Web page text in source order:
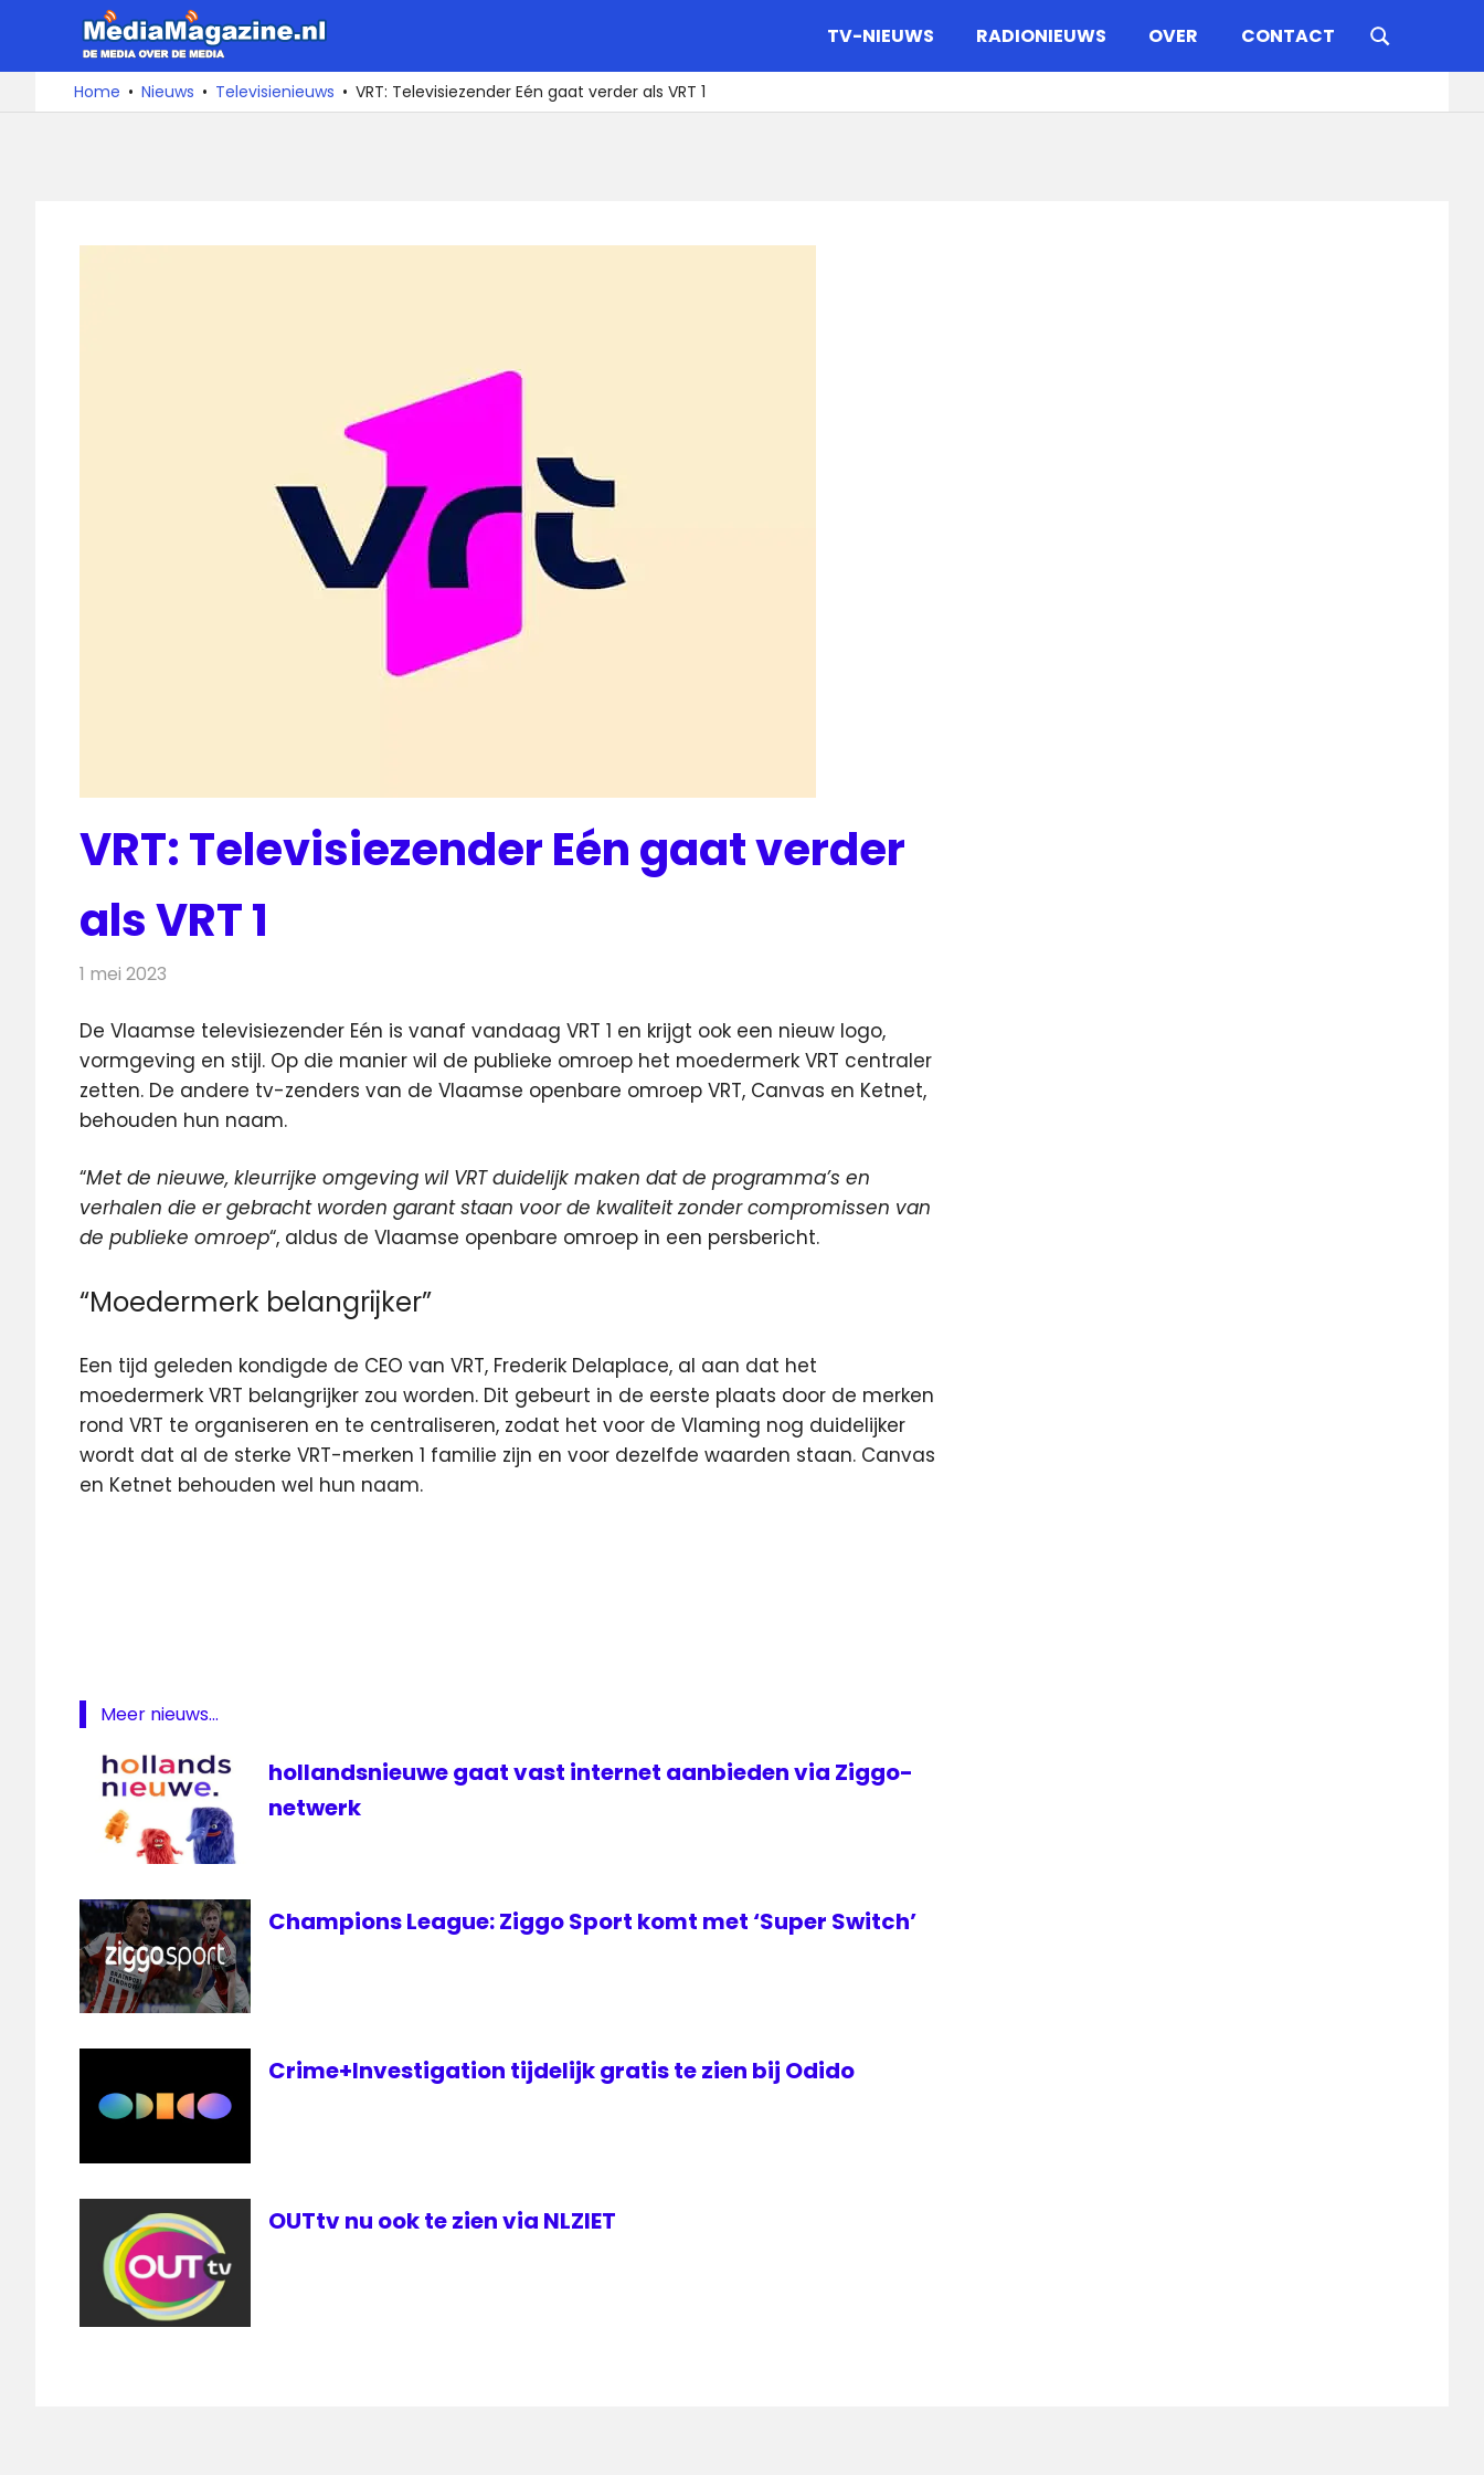
de
De
media
over
TV-NIEUWS RADIONIEUWS OVER CONTACT
Home Nieuws Televisienieuws VRT: Televisiezender Eén gaat verder als VRT 1
VRT: Televisiezender Eén gaat verder
als VRT 1
1 mei 2023
De Vlaamse televisiezender Eén is vanaf vandaag VRT 1 en krijgt ook een nieuw logo,
vormgeving en stijl. Op die manier wil de publieke omroep het moedermerk VRT centraler
zetten. De andere tv-zenders van de Vlaamse openbare omroep VRT, Canvas en Ketnet,
behouden hun naam.
“Met de nieuwe, kleurrijke omgeving wil VRT duidelijk maken dat de programma’s en
verhalen die er gebracht worden garant staan voor de kwaliteit zonder compromissen van
de publieke omroep“, aldus de Vlaamse openbare omroep in een persbericht.
“Moedermerk belangrijker”
Een tijd geleden kondigde de CEO van VRT, Frederik Delaplace, al aan dat het
moedermerk VRT belangrijker zou worden. Dit gebeurt in de eerste plaats door de merken
rond VRT te organiseren en te centraliseren, zodat het voor de Vlaming nog duidelijker
wordt dat al de sterke VRT-merken 1 familie zijn en voor dezelfde waarden staan. Canvas
en Ketnet behouden wel hun naam.
Meer nieuws...
hollandsnieuwe gaat vast internet aanbieden via Ziggo-
netwerk
Champions League: Ziggo Sport komt met ‘Super Switch’
Crime+Investigation tijdelijk gratis te zien bij Odido
OUTtv nu ook te zien via NLZIET